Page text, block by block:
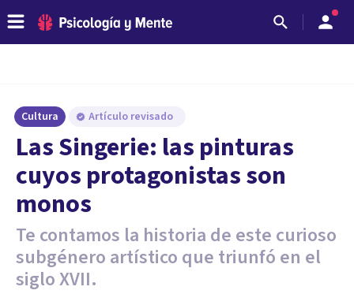
Cultura Artículo revisado
Las Singerie: las pinturas
cuyos protagonistas son
monos
Te contamos la historia de este curioso
subgénero artístico que triunfó en el
siglo XVII.